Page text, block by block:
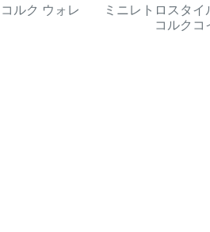
ルク ウォレ
ミニレトロスタ
コルクコ